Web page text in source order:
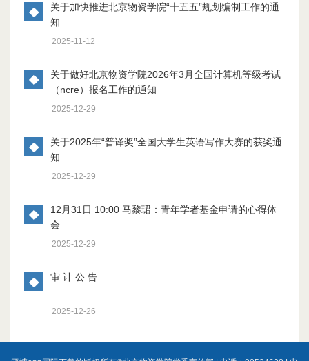
◆
关于加快推进北京物资学院“十五五”规划编制工作的通
知
2025-11-12
◆
关于做好北京物资学院2026年3月全国计算机等级考试
（ncre）报名工作的通知
2025-12-29
◆
关于2025年“普译奖”全国大学生英语写作大赛的获奖通
知
2025-12-29
◆
12月31日 10:00 马黎珺：青年学者基金申请的心得体
会
2025-12-29
◆ 审 计 公 告
2025-12-26